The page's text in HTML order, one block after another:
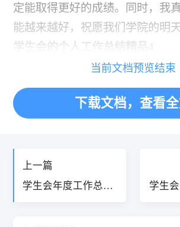
定能取得更好的成绩。同时，我
能越来越好，祝愿我们学院的明
学生会的个人工作总结精品4
«
当前文档预览结束
下载文档，查看
上一篇
学生会年度工作总结
学生